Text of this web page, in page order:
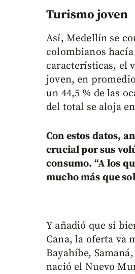
Turismo joven
Así, Medellín se
colombianos
características, el
joven, en
un 44,5 % de las
del total se aloja
Con estos datos,
crucial por sus
consumo. “A los
mucho más que
Y añadió que si
Cana, la oferta va
Bayahíbe,
nació el Nuevo